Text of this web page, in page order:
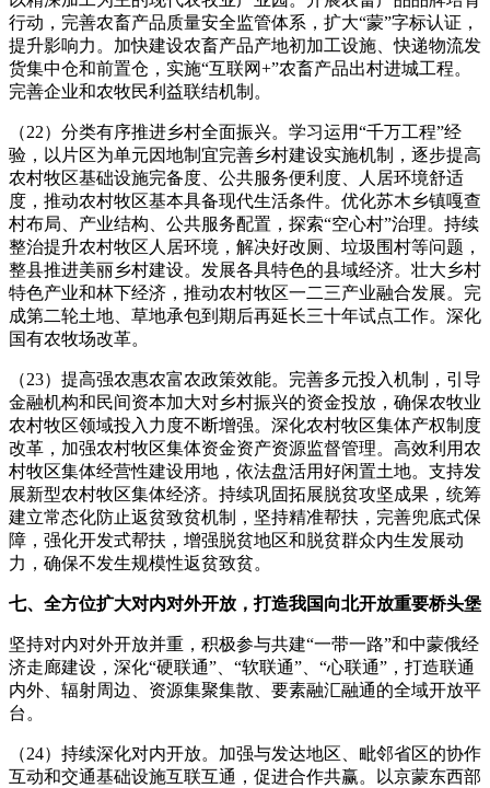
行动，完善农畜产品质量安全监管体系，扩大“蒙”字标认证，
提升影响力。加快建设农畜产品产地初加工设施、快递物流发
货集中仓和前置仓，实施“互联网+”农畜产品出村进城工程。
完善企业和农牧民利益联结机制。
（22）分类有序推进乡村全面振兴。学习运用“千万工程”经
验，以片区为单元因地制宜完善乡村建设实施机制，逐步提高
农村牧区基础设施完备度、公共服务便利度、人居环境舒适
度，推动农村牧区基本具备现代生活条件。优化苏木乡镇嘎查
村布局、产业结构、公共服务配置，探索“空心村”治理。持续
整治提升农村牧区人居环境，解决好改厕、垃圾围村等问题，
整县推进美丽乡村建设。发展各具特色的县域经济。壮大乡村
特色产业和林下经济，推动农村牧区一二三产业融合发展。完
成第二轮土地、草地承包到期后再延长三十年试点工作。深化
国有农牧场改革。
（23）提高强农惠农富农政策效能。完善多元投入机制，引导
金融机构和民间资本加大对乡村振兴的资金投放，确保农牧业
农村牧区领域投入力度不断增强。深化农村牧区集体产权制度
改革，加强农村牧区集体资金资产资源监督管理。高效利用农
村牧区集体经营性建设用地，依法盘活用好闲置土地。支持发
展新型农村牧区集体经济。持续巩固拓展脱贫攻坚成果，统筹
建立常态化防止返贫致贫机制，坚持精准帮扶，完善兜底式保
障，强化开发式帮扶，增强脱贫地区和脱贫群众内生发展动
力，确保不发生规模性返贫致贫。
七、全方位扩大对内对外开放，打造我国向北开放重要桥头堡
坚持对内对外开放并重，积极参与共建“一带一路”和中蒙俄经
济走廊建设，深化“硬联通”、“软联通”、“心联通”，打造联通
内外、辐射周边、资源集聚集散、要素融汇融通的全域开放平
台。
（24）持续深化对内开放。加强与发达地区、毗邻省区的协作
互动和交通基础设施互联互通，促进合作共赢。以京蒙东西部